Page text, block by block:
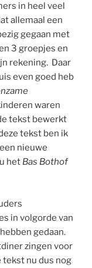
in heel veel
allemaal een
gegaan met
3 groepjes en
rekening. Daar
even goed heb
waren
tekst bewerkt
tekst ben ik
nieuwe
het Bas Bothof
in volgorde van
gedaan.
zingen voor
tekst nu dus nog